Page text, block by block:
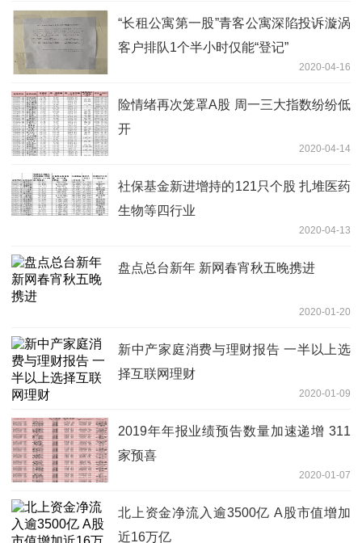
“长租公寓第一股”青客公寓深陷投诉漩涡
客户排队1个半小时仅能“登记”
2020-04-16
险情绪再次笼罩A股 周一三大指数纷纷低
开
2020-04-14
社保基金新进增持的121只个股 扎堆医药
生物等四行业
2020-04-13
盘点总台新年 新网春宵秋五晚携进
2020-01-20
新中产家庭消费与理财报告 一半以上选
择互联网理财
2020-01-09
2019年年报业绩预告数量加速递增 311
家预喜
2020-01-07
北上资金净流入逾3500亿 A股市值增加
近16万亿